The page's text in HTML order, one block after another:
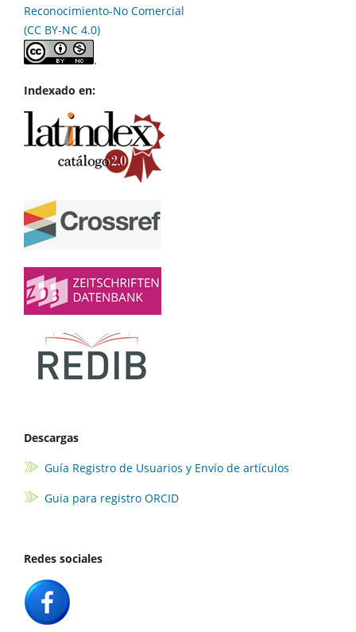
Reconocimiento-No Comercial
(CC BY-NC 4.0)
.
Indexado en:
Descargas
Guía Registro de Usuarios y Envío de artículos
Guia para registro ORCID
Redes sociales